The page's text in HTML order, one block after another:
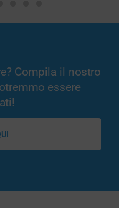
Compila il nostro
essere